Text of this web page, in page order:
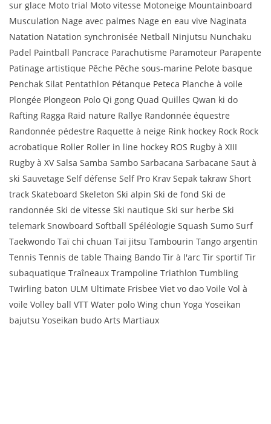
sur glace Moto trial Moto vitesse Motoneige Mountainboard
Musculation Nage avec palmes Nage en eau vive Naginata
Natation Natation synchronisée Netball Ninjutsu Nunchaku
Padel Paintball Pancrace Parachutisme Paramoteur Parapente
Patinage artistique Pêche Pêche sous-marine Pelote basque
Penchak Silat Pentathlon Pétanque Peteca Planche à voile
Plongée Plongeon Polo Qi gong Quad Quilles Qwan ki do
Rafting Ragga Raid nature Rallye Randonnée équestre
Randonnée pédestre Raquette à neige Rink hockey Rock Rock
acrobatique Roller Roller in line hockey ROS Rugby à XIII
Rugby à XV Salsa Samba Sambo Sarbacana Sarbacane Saut à
ski Sauvetage Self défense Self Pro Krav Sepak takraw Short
track Skateboard Skeleton Ski alpin Ski de fond Ski de
randonnée Ski de vitesse Ski nautique Ski sur herbe Ski
telemark Snowboard Softball Spéléologie Squash Sumo Surf
Taekwondo Taï chi chuan Taï jitsu Tambourin Tango argentin
Tennis Tennis de table Thaing Bando Tir à l'arc Tir sportif Tir
subaquatique Traîneaux Trampoline Triathlon Tumbling
Twirling baton ULM Ultimate Frisbee Viet vo dao Voile Vol à
voile Volley ball VTT Water polo Wing chun Yoga Yoseikan
bajutsu Yoseikan budo Arts Martiaux